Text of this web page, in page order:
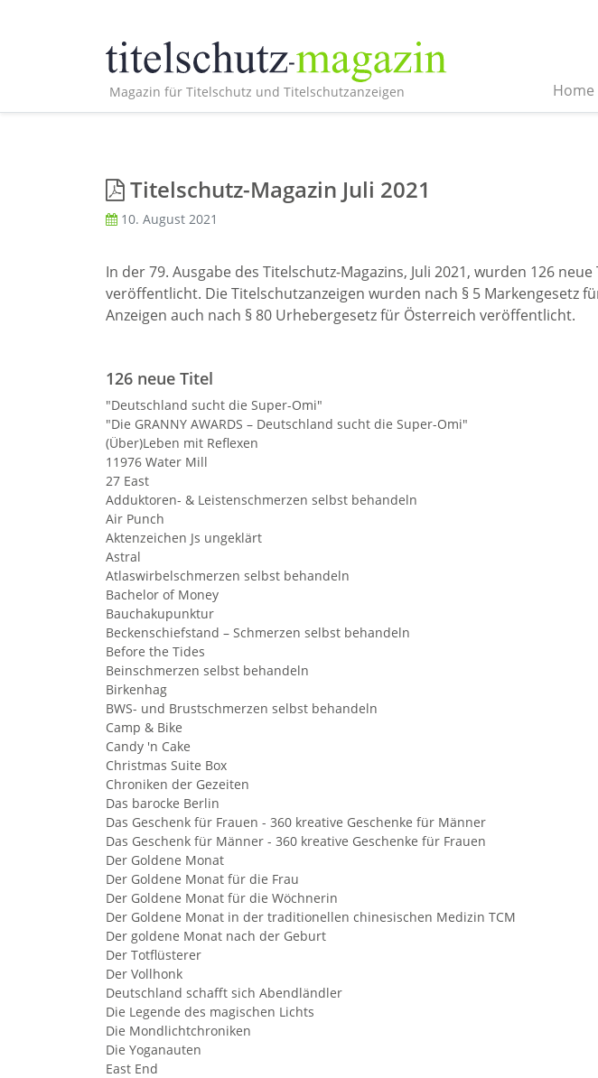
Magazin für Titelschutz und Titelschutzanzeigen Home
Titelschutz-Magazin Juli 2021
10. August 2021
In der 79. Ausgabe des Titelschutz-Magazins, Juli 2021, wurden 126
veröffentlicht. Die Titelschutzanzeigen wurden nach § 5 Markengesetz
Anzeigen auch nach § 80 Urhebergesetz für Österreich veröffentlicht.
126 neue Titel
"Deutschland sucht die Super-Omi"
"Die GRANNY AWARDS – Deutschland sucht die Super-Omi"
(Über)Leben mit Reflexen
11976 Water Mill
27 East
Adduktoren- & Leistenschmerzen selbst behandeln
Air Punch
Aktenzeichen Js ungeklärt
Astral
Atlaswirbelschmerzen selbst behandeln
Bachelor of Money
Bauchakupunktur
Beckenschiefstand – Schmerzen selbst behandeln
Before the Tides
Beinschmerzen selbst behandeln
Birkenhag
BWS- und Brustschmerzen selbst behandeln
Camp & Bike
Candy 'n Cake
Christmas Suite Box
Chroniken der Gezeiten
Das barocke Berlin
Das Geschenk für Frauen - 360 kreative Geschenke für Männer
Das Geschenk für Männer - 360 kreative Geschenke für Frauen
Der Goldene Monat
Der Goldene Monat für die Frau
Der Goldene Monat für die Wöchnerin
Der Goldene Monat in der traditionellen chinesischen Medizin TCM
Der goldene Monat nach der Geburt
Der Totflüsterer
Der Vollhonk
Deutschland schafft sich Abendländler
Die Legende des magischen Lichts
Die Mondlichtchroniken
Die Yoganauten
East End